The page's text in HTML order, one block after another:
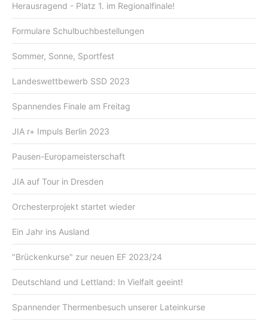
Herausragend - Platz 1. im Regionalfinale!
Formulare Schulbuchbestellungen
Sommer, Sonne, Sportfest
Landeswettbewerb SSD 2023
Spannendes Finale am Freitag
JIA r+ Impuls Berlin 2023
Pausen-Europameisterschaft
JIA auf Tour in Dresden
Orchesterprojekt startet wieder
Ein Jahr ins Ausland
"Brückenkurse" zur neuen EF 2023/24
Deutschland und Lettland: In Vielfalt geeint!
Spannender Thermenbesuch unserer Lateinkurse